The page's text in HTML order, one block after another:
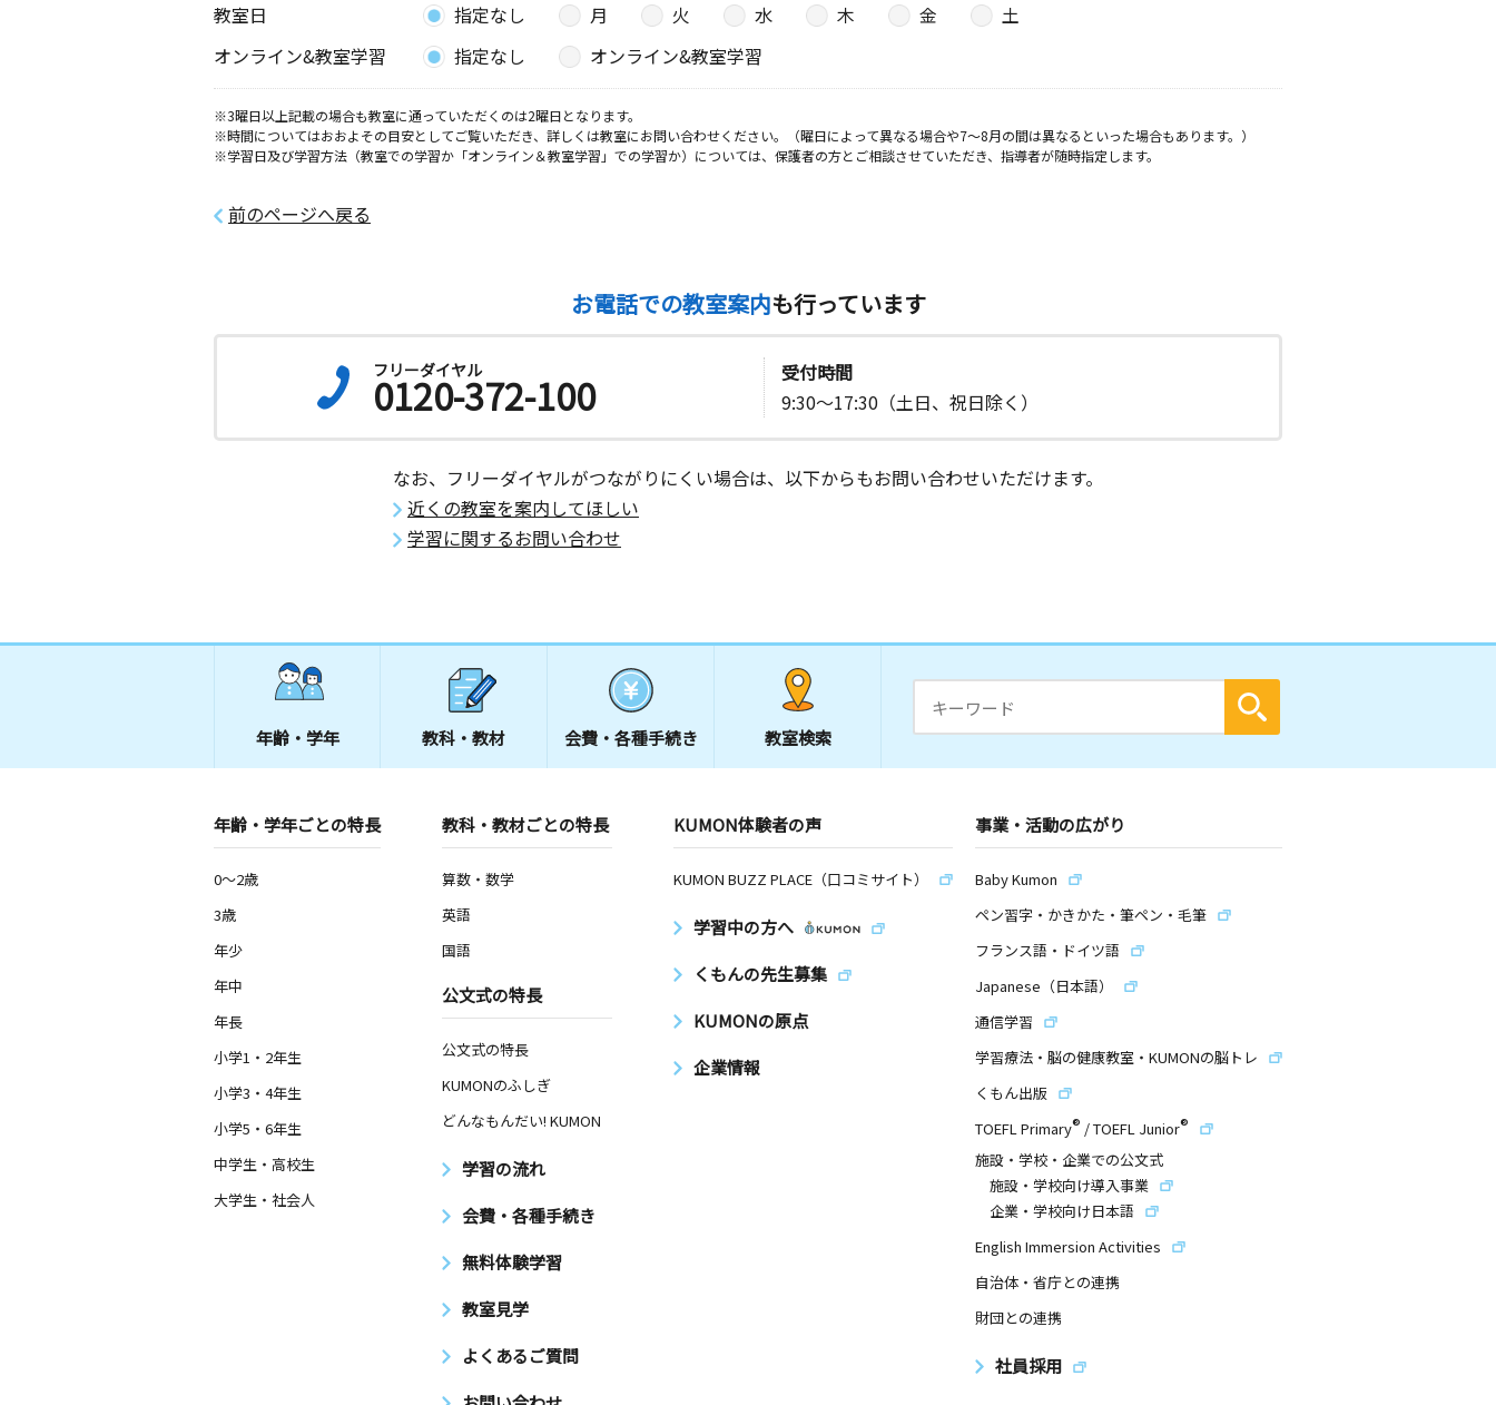
教室日
指定なし 月 火 水 木 金
土
オンライン&教室学習
指定なし オンライン&教室学習
※3曜日以上記載の場合も教室に通っていただくのは2曜日となります。
※時間についてはおおよその目安としてご覧いただき、詳しくは教室にお問い合わせください。（曜日によって異なる場合や7～8月の間は異なるといった場合もあります。）
※学習日及び学習方法（教室での学習か「オンライン＆教室学習」での学習か）については、保護者の方とご相談させていただき、指導者が随時指定します。
前のページへ戻る
お電話での教室案内も行っています
フリーダイヤル
0120-372-100
受付時間
9:30～17:30（土日、祝日除く）
なお、フリーダイヤルがつながりにくい場合は、以下からもお問い合わせいただけます。
近くの教室を案内してほしい
学習に関するお問い合わせ
年齢・学年 教科・教材 会費・ 各種手続き 教室検索
年齢・学年ごとの特長
0～2歳
3歳
年少
年中
年長
小学1・2年生
小学3・4年生
小学5・6年生
中学生・高校生
大学生・社会人
教科・教材ごとの特長
算数・数学
英語
国語
公文式の特長
公文式の特長
KUMONのふしぎ
どんなもんだい! KUMON
学習の流れ
会費・各種手続き
無料体験学習
教室見学
よくあるご質問
KUMON体験者の声
KUMON BUZZ PLACE（口コミサイト）
学習中の方へ
くもんの先生募集
KUMONの原点
企業情報
事業・活動の広がり
Baby Kumon
ペン習字・かきかた・筆ペン・毛筆
フランス語・ドイツ語
Japanese（日本語）
通信学習
学習療法・脳の健康教室・KUMONの脳トレ
くもん出版
TOEFL Primary® /TOEFL Junior®
施設・学校・企業での公文式
施設・学校向け導入事業
企業・学校向け日本語
English Immersion Activities
自治体・省庁との連携
財団との連携
社員採用